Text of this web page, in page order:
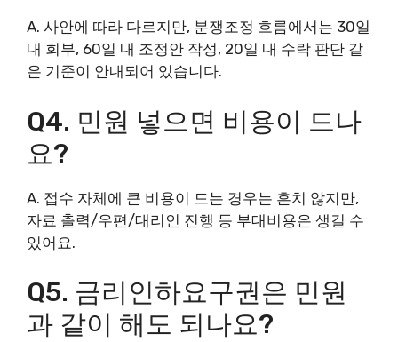
A. 사안에 따라 다르지만, 분쟁조정 흐름에서는 30일
내 회부, 60일 내 조정안 작성, 20일 내 수락 판단 같
은 기준이 안내되어 있습니다.
Q4. 민원 넣으면 비용이 드나
요?
A. 접수 자체에 큰 비용이 드는 경우는 흔치 않지만,
자료 출력/우편/대리인 진행 등 부대비용은 생길 수
있어요.
Q5. 금리인하요구권은 민원
과 같이 해도 되나요?